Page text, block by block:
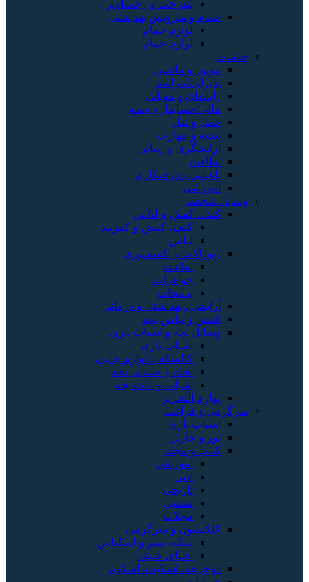
بندرخت و رخت‌آویز
حمام و سرویس بهداشتی
لوازم حمام
لوازم حمام
خدمات
موتور و ماشین
پذیرایی/مراسم
رایانه‌ای و موبایل
مالی/حسابداری/بیمه
حمل و نقل
پیشه و مهارت
آرایشگری و زیبایی
نظافت
باغبانی و درختکاری
آموزشی
وسایل شخصی
کیف، کفش و لباس
کیف، کفش و کمربند
لباس
زیورآلات و اکسسوری
ساعت
جواهرات
بدلیجات
آرایشی، بهداشتی و درمانی
کفش و لباس بچه
وسایل بچه و اسباب بازی
اسباب بازی
کالسکه و لوازم جانبی
تخت و صندلی بچه
اسباب و اثاث بچه
لوازم التحریر
سرگرمی و فراغت
اسباب‌ بازی
تور و چارتر
کتاب و مجله
آموزشی
ادبی
تاریخی
مذهبی
مجلات
کلکسیون و سرگرمی
سکه، تمبر و اسکناس
اشیای عتیقه
دوچرخه، اسکیت، اسکوتر